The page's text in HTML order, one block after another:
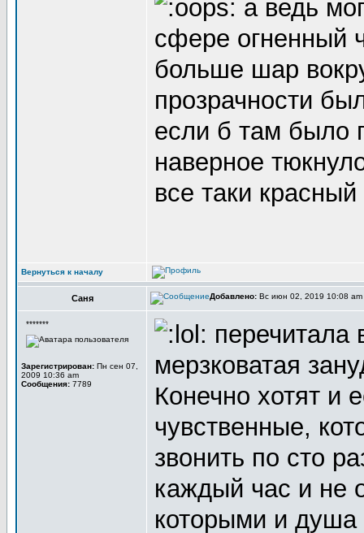
а ведь
сфере огненный
больше шар
прозрачности
если б там было
наверное
все таки
Вернуться к началу
Саня Добавлено: Вс июн 02, 2019 10:08 am
*******
Зарегистрирован: Пн сен 07,
2009 10:36 am
Сообщения: 7789
перечитала
мерзковатая
Конечно хотят и
чувственные,
звонить по сто
каждый час и не
которыми и душа